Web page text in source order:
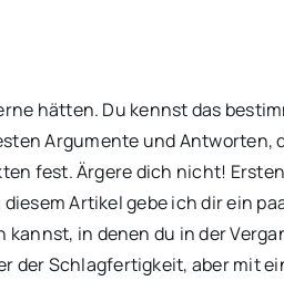
hätten. Du kennst das
Argumente und Antworten,
fest. Ärgere dich nicht!
Artikel gebe ich dir ein
in denen du in der
der Schlagfertigkeit, aber mit